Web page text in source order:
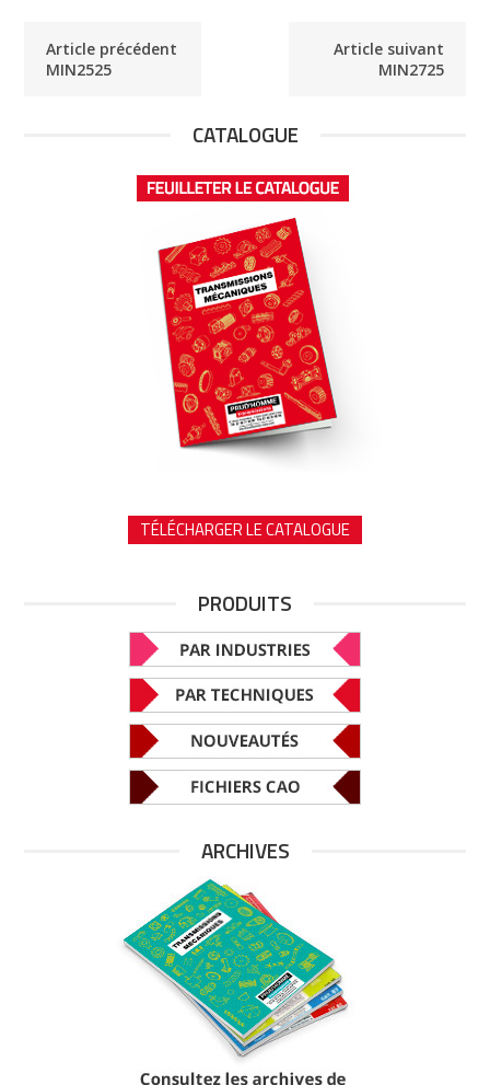
Article précédent
MIN2525
Article suivant
MIN2725
CATALOGUE
TÉLÉCHARGER LE CATALOGUE
PRODUITS
ARCHIVES